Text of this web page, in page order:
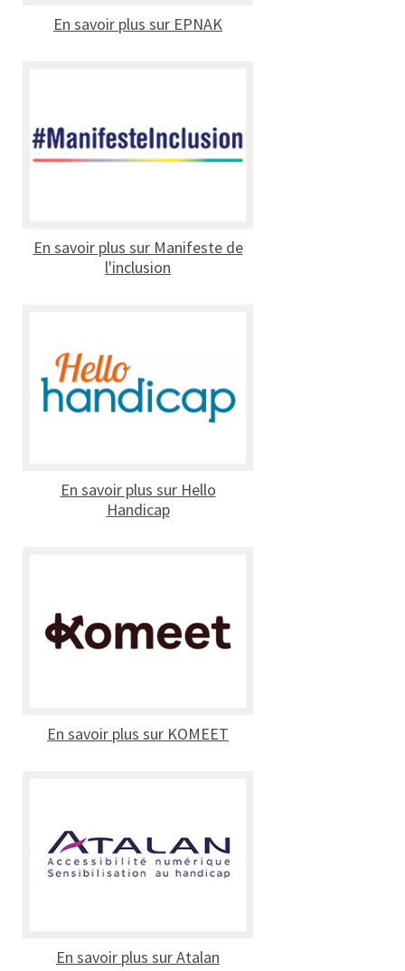
En savoir plus sur EPNAK
En savoir plus sur Manifeste de
l'inclusion
En savoir plus sur Hello
Handicap
En savoir plus sur KOMEET
En savoir plus sur Atalan